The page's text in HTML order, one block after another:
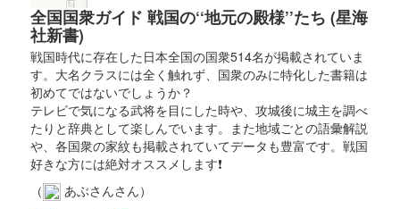
安中城 御城印
安中城 御城印 令和五年秋限定版 徳川版
安中城 御城印
全国国衆ガイド 戦国の‘‘地元の殿様’’たち (星海
社新書)
戦国時代に存在した日本全国の国衆514名が掲載されていま
す。大名クラスには全く触れず、国衆のみに特化した書籍は
初めてではないでしょうか？
テレビで気になる武将を目にした時や、攻城後に城主を調べ
たりと辞典として楽しんでいます。また地域ごとの語彙解説
や、各国衆の家紋も掲載されていてデータも豊富です。戦国
好きな方には絶対オススメします❗
（
あぶさんさん）